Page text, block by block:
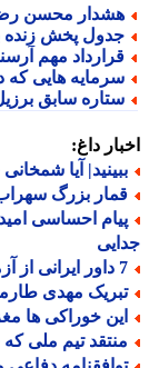
محسن رضایی
پخش زنده بازی
مهم آرسنال
هایی که
سابق برزیل
داغ:
آیا شمخانی
بزرگ سهراب با
احساسی امید
مهدی طارمی
خوراکی ها مغز
تیم ملی که